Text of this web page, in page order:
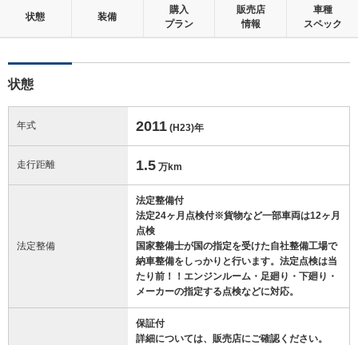
状態 装備
購入
プラン
販売店
情報
車種
スペック
状態
年式 2011 (H23)年
走行距離 1.5 万km
法定整備
法定整備付
法定24ヶ月点検付※貨物など一部車両は12ヶ月
点検
国家整備士が国の指定を受けた自社整備工場で
納車整備をしっかりと行います。法定点検は当
たり前！！エンジンルーム・足廻り・下廻り・
メーカーの指定する点検などに対応。
保証付
詳細については、販売店にご確認ください。